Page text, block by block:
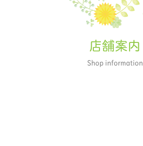
店舗案内
Shop information